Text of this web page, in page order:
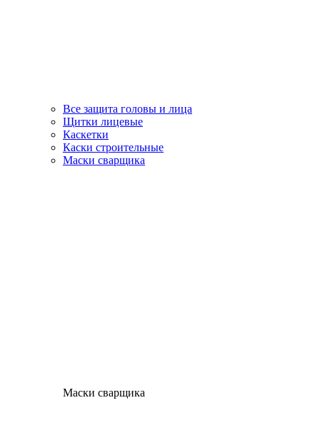
Все защита головы и лица
Щитки лицевые
Каскетки
Каски строительные
Маски сварщика
Маски сварщика